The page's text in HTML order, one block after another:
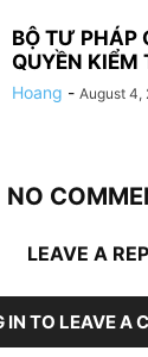
BỘ TƯ PHÁP
QUYỀN KIỂM
Hoang - August 4,
NO
LEAVE A
IN TO LEAVE A